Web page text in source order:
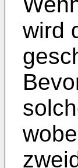
wird